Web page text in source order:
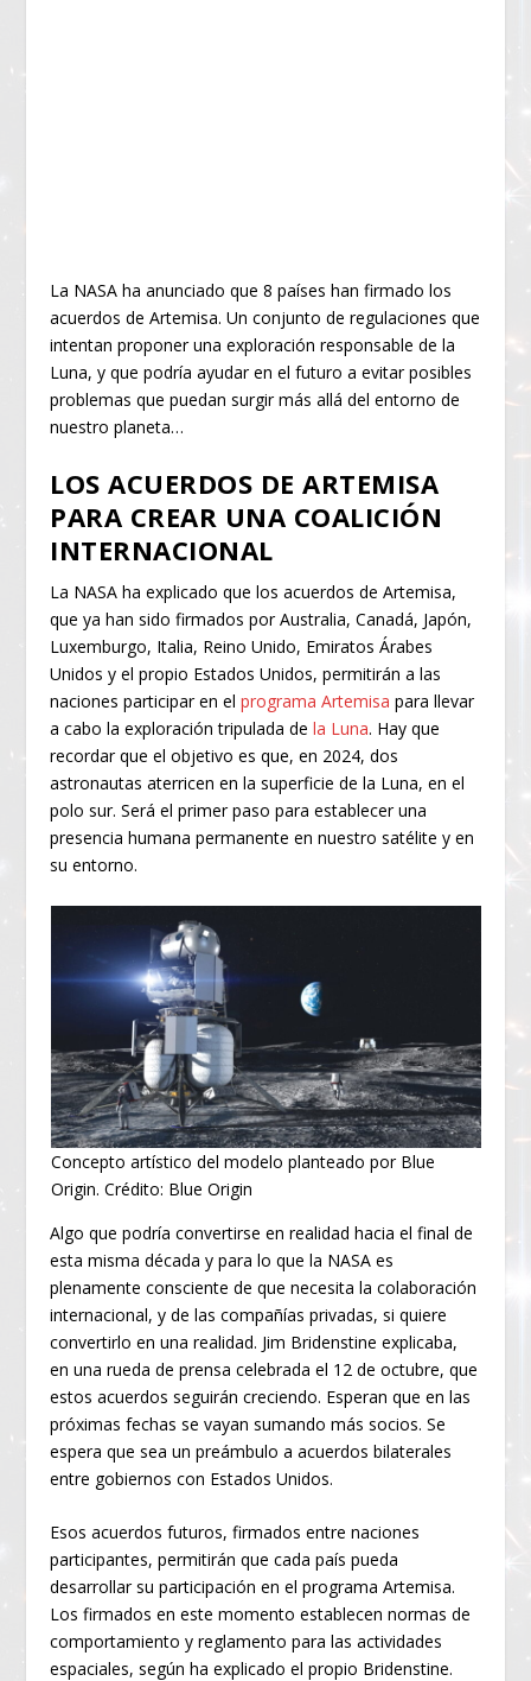
La NASA ha anunciado que 8 países han firmado los
acuerdos de Artemisa. Un conjunto de regulaciones que
intentan proponer una exploración responsable de la
Luna, y que podría ayudar en el futuro a evitar posibles
problemas que puedan surgir más allá del entorno de
nuestro planeta…
LOS ACUERDOS DE ARTEMISA
PARA CREAR UNA COALICIÓN
INTERNACIONAL
La NASA ha explicado que los acuerdos de Artemisa,
que ya han sido firmados por Australia, Canadá, Japón,
Luxemburgo, Italia, Reino Unido, Emiratos Árabes
Unidos y el propio Estados Unidos, permitirán a las
naciones participar en elprograma Artemisa para llevar
a cabo la exploración tripulada dela Luna. Hay que
recordar que el objetivo es que, en 2024, dos
astronautas aterricen en la superficie de la Luna, en el
polo sur. Será el primer paso para establecer una
presencia humana permanente en nuestro satélite y en
su entorno.
Concepto artístico del modelo planteado por Blue
Origin. Crédito: Blue Origin
Algo que podría convertirse en realidad hacia el final de
esta misma década y para lo que la NASA es
plenamente consciente de que necesita la colaboración
internacional, y de las compañías privadas, si quiere
convertirlo en una realidad. Jim Bridenstine explicaba,
en una rueda de prensa celebrada el 12 de octubre, que
estos acuerdos seguirán creciendo. Esperan que en las
próximas fechas se vayan sumando más socios. Se
espera que sea un preámbulo a acuerdos bilaterales
entre gobiernos con Estados Unidos.
Esos acuerdos futuros, firmados entre naciones
participantes, permitirán que cada país pueda
desarrollar su participación en el programa Artemisa.
Los firmados en este momento establecen normas de
comportamiento y reglamento para las actividades
espaciales, según ha explicado el propio Bridenstine.